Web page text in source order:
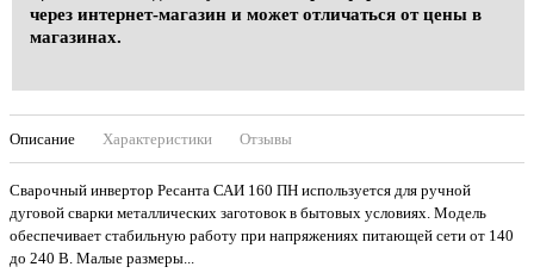
через интернет-магазин и может отличаться от цены в
магазинах.
Описание Характеристики Отзывы
Сварочный инвертор Ресанта САИ 160 ПН используется для ручной
дуговой сварки металлических заготовок в бытовых условиях. Модель
обеспечивает стабильную работу при напряжениях питающей сети от 140
до 240 В. Малые размеры...